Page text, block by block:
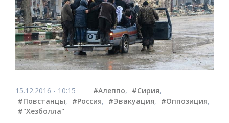
15.12.2016 - 10:15 #Алеппо, #Сирия,
#Повстанцы, #Россия, #Эвакуация, #Оппозиция,
#"Хезболла"